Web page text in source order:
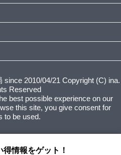
2010/04/21 Copyright (C) ina.
Reserved
best possible experience on our
this site, you give consent for
to be used.
情報をゲット！